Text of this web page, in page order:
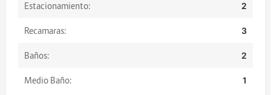
Estacionamiento: 2
Recamaras: 3
Baños: 2
Medio Baño: 1